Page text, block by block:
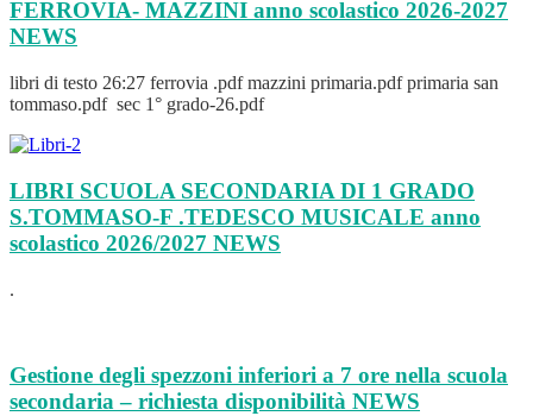
FERROVIA- MAZZINI anno scolastico 2026-2027
NEWS
libri di testo 26:27 ferrovia .pdf mazzini primaria.pdf primaria san
tommaso.pdf sec 1° grado-26.pdf
LIBRI SCUOLA SECONDARIA DI 1 GRADO
S.TOMMASO-F .TEDESCO MUSICALE anno
scolastico 2026/2027 NEWS
.
Gestione degli spezzoni inferiori a 7 ore nella scuola
secondaria – richiesta disponibilità NEWS